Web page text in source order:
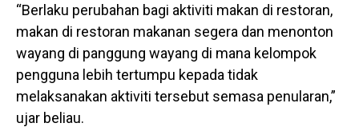
“Berlaku perubahan bagi aktiviti makan di restoran,
makan di restoran makanan segera dan menonton
wayang di panggung wayang di mana kelompok
pengguna lebih tertumpu kepada tidak
melaksanakan aktiviti tersebut semasa penularan,”
ujar beliau.